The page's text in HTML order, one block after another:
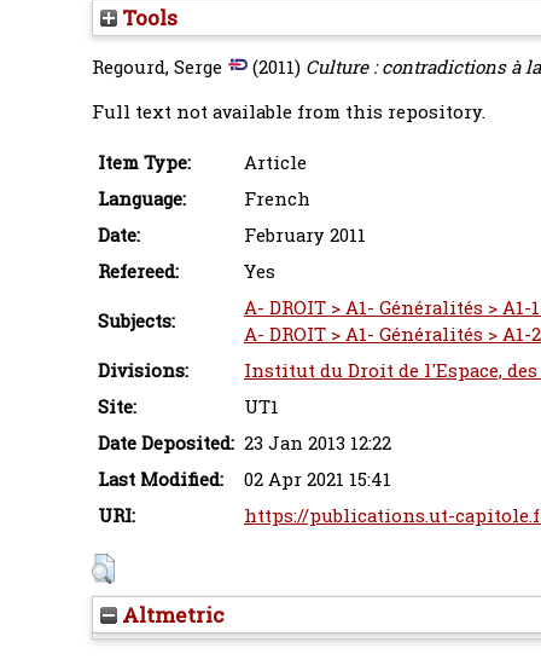
Tools
Regourd, Serge (2011) Culture : contradictions à
Full text not available from this repository.
Item Type:
Article
Language:
French
Date:
February 2011
Refereed:
Yes
Subjects:
A- DROIT > A1- Généralités >
A- DROIT > A1- Généralités >
Divisions:
Institut du Droit de l'Espace,
Site:
UT1
Date Deposited: 23 Jan 2013 12:22
Last Modified:
02 Apr 2021 15:41
URI:
https://publications.ut-
Altmetric